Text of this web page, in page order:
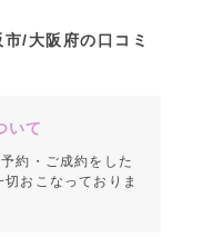
/大阪府の口コミ
いて
約・ご成約をした
おこなっておりま